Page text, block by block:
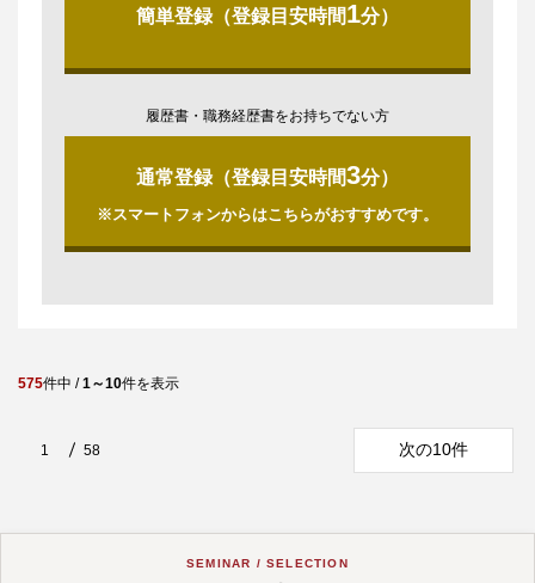
簡単登録（登録目安時間1分）
履歴書・職務経歴書をお持ちでない方
通常登録（登録目安時間3分）
※スマートフォンからはこちらがおすすめです。
575件中 /1～10件を表示
1 58 次の10件
SEMINAR / SELECTION